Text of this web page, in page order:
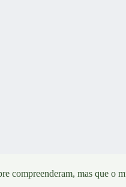
compreenderam, mas que o